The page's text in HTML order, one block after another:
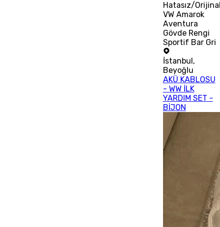
Hatasız/
VW Amarok
Aventura
Gövde Rengi
Sportif Bar Gri
İstanbul,
Beyoğlu
AKÜ KABLOSU
- WW İLK
YARDIM SET -
BİJON